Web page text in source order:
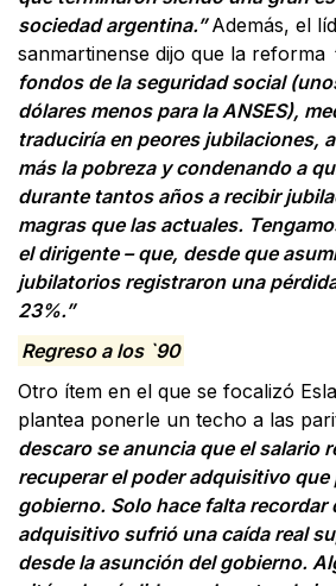
sociedad argentina.”Además, el
sanmartinense dijo que la reforma
fondos de la seguridad social
dólares menos para la ANSES),
traduciría en peores jubilaciones,
más la pobreza y condenando a
durante tantos años a recibir
magras que las actuales.
el dirigente – que, desde que
jubilatorios registraron una
23%.”
Regreso a los `90
Otro ítem en el que se focalizó
plantea ponerle un techo a las
descaro se anuncia que el salario
recuperar el poder adquisitivo
gobierno. Solo hace falta recordar
adquisitivo sufrió una caída real
desde la asunción del gobierno.